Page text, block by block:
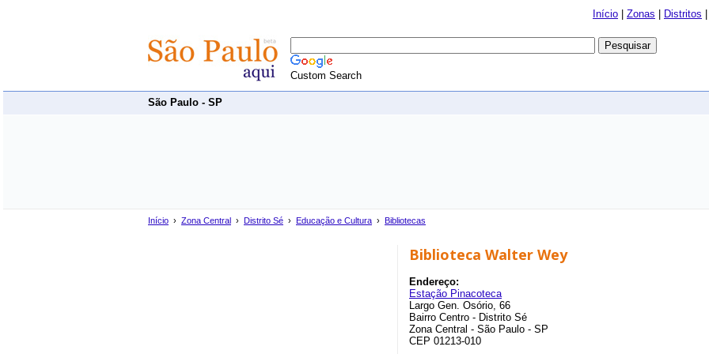
Início Zonas Distritos
Custom Search
São Paulo - SP
Início › Zona Central › Distrito Sé › Educação e Cultura › Bibliotecas
Biblioteca Walter Wey
Endereço:
Estação Pinacoteca
Largo Gen. Osório, 66
Bairro Centro - Distrito Sé
Zona Central - São Paulo - SP
CEP 01213-010